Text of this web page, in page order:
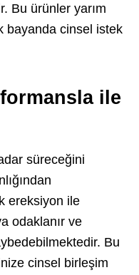
Bu ürünler yarım
bayanda cinsel istek
ile
süreceğini
ereksiyon ile
odaklanır ve
Bu
cinsel birleşim